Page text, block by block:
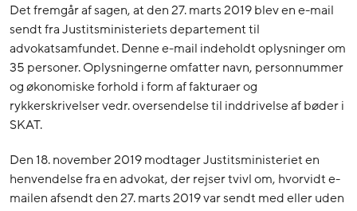
Det fremgår af sagen, at den 27. marts 2019 blev en e-mail
sendt fra Justitsministeriets departement til
advokatsamfundet. Denne e-mail indeholdt oplysninger om
35 personer. Oplysningerne omfatter navn, personnummer
og økonomiske forhold i form af fakturaer og
rykkerskrivelser vedr. oversendelse til inddrivelse af bøder i
SKAT.
Den 18. november 2019 modtager Justitsministeriet en
henvendelse fra en advokat, der rejser tvivl om, hvorvidt e-
mailen afsendt den 27. marts 2019 var sendt med eller uden